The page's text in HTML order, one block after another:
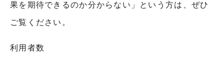
果を期待できるのか分からない」という方は、ぜひ
ご覧ください。
利用者数